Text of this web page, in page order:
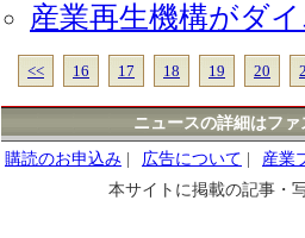
産業再生機構がダ
<< 16 17 18 19 20
ニュースの詳細はフ
購読のお申込み
広告について 産業
本サイトに掲載の記事・